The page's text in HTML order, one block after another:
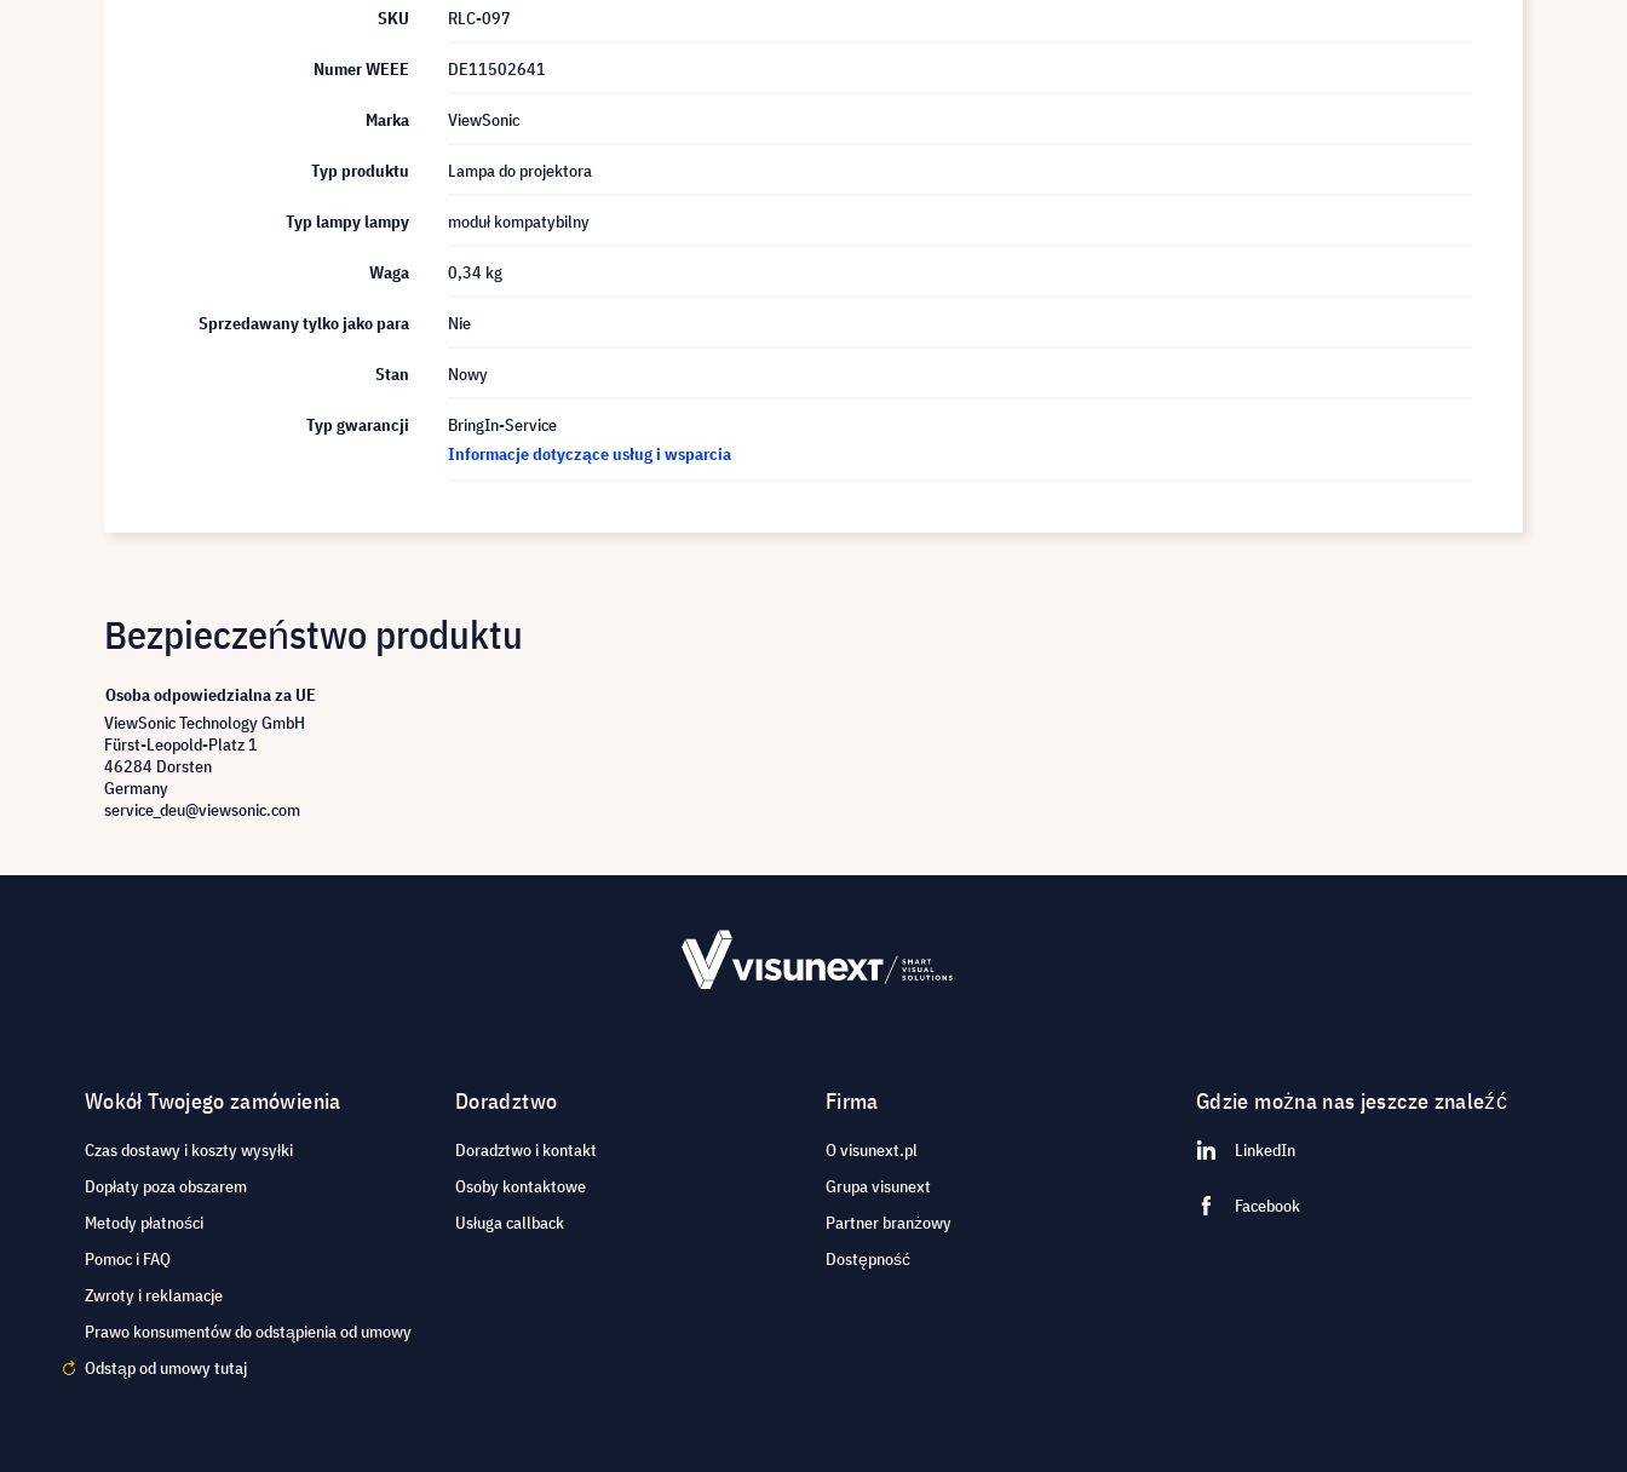
SKU RLC-097
Numer WEEE DE11502641
Marka ViewSonic
Typ produktu Lampa do projektora
Typ lampy lampy moduł kompatybilny
Waga 0,34 kg
Sprzedawany tylko jako para Nie
Stan Nowy
Typ gwarancji
BringIn-Service
Informacje dotyczące usług i wsparcia
Bezpieczeństwo produktu
Osoba odpowiedzialna za UE
ViewSonic Technology GmbH
Fürst-Leopold-Platz 1
46284 Dorsten
Germany
service_deu@viewsonic.com
Wokół Twojego zamówienia
Czas dostawy i koszty wysyłki
Dopłaty poza obszarem
Metody płatności
Pomoc i FAQ
Zwroty i reklamacje
Prawo konsumentów do odstąpienia od umowy
Odstąp od umowy tutaj
Doradztwo
Doradztwo i kontakt
Osoby kontaktowe
Usługa callback
Firma
O visunext.pl
Grupa visunext
Partner branżowy
Dostępność
Gdzie można nas jeszcze znaleźć
LinkedIn
Facebook